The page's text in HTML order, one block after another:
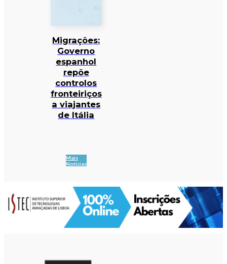
Migrações:
Governo
espanhol
repõe
controlos
fronteiriços
a viajantes
de Itália
Mais
Notícias